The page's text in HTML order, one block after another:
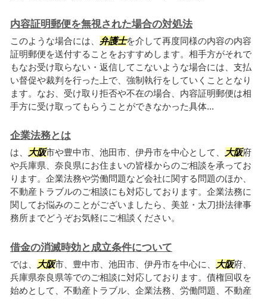
内容証明郵便を無視された場合の対処法
このような場合には、 弁護士を介して再度同様の内容の内容
証明郵便を送付することをおすすめします。相手方がそれで
もなお受け取らない・返信してこないような場合には、支払
い督促や裁判を行った上で、強制執行をしていくこととなり
ます。なお、受け取り拒否や不在の場合、内容証明郵便は相
手方に受け取ってもらうことができなかった具体...
企業法務とは
は、 大阪市や豊中市、池田市、伊丹市を中心として、 大阪府
や兵庫県、奈良県にお住まいの皆様からのご相談を承ってお
ります。企業法務や労働問題など会社に関する問題のほか、
不動産トラブルのご相談にも対応しております。企業法務に
関してお悩みのことがございましたら、美並・太刀掛法律事
務所までどうぞお気軽にご相談ください。
借金の消滅時効と成立条件について
では、 大阪市、豊中市、池田市、伊丹市を中心に、 大阪府、
兵庫県奈良県等でのご相談に対応しております。債権回収を
始めとして、不動産トラブル、企業法務、労働問題、不動産